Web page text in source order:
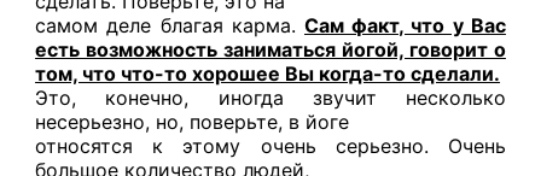
самом деле благая карма. Сам факт, что у Вас
есть возможность заниматься йогой, говорит о
том, что что-то хорошее Вы когда-то сделали.
Это, конечно, иногда звучит несколько
несерьезно, но, поверьте, в йоге
относятся к этому очень серьезно. Очень
большое количество людей,